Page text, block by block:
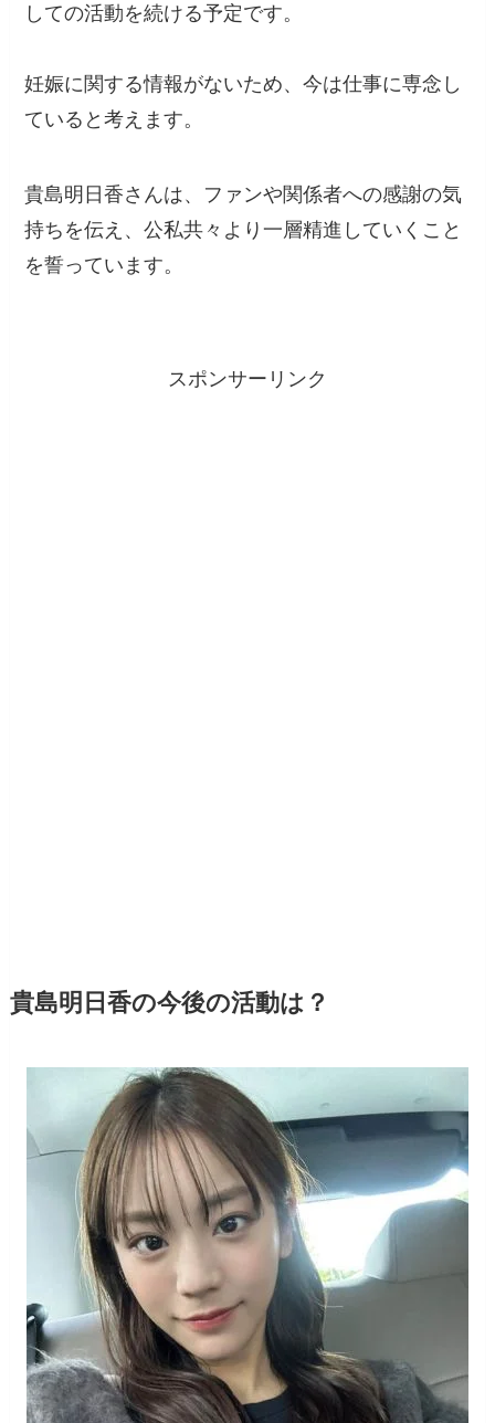
しての活動を続ける予定です。
妊娠に関する情報がないため、今は仕事に専念し
ていると考えます。
貴島明日香さんは、ファンや関係者への感謝の気
持ちを伝え、公私共々より一層精進していくこと
を誓っています。
スポンサーリンク
貴島明日香の今後の活動は？